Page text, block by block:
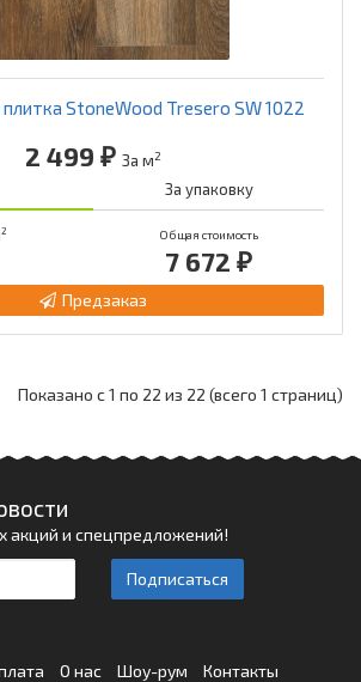
StoneWood Tresero SW 1022
2 499 ₽ За м2
За упаковку
2 Общая стоимость
7 672 ₽
Предзаказ
Показано с 1 по 22 из 22 (всего 1 страниц)
акций и спецпредложений!
Подписаться
О нас Шоу-рум Контакты